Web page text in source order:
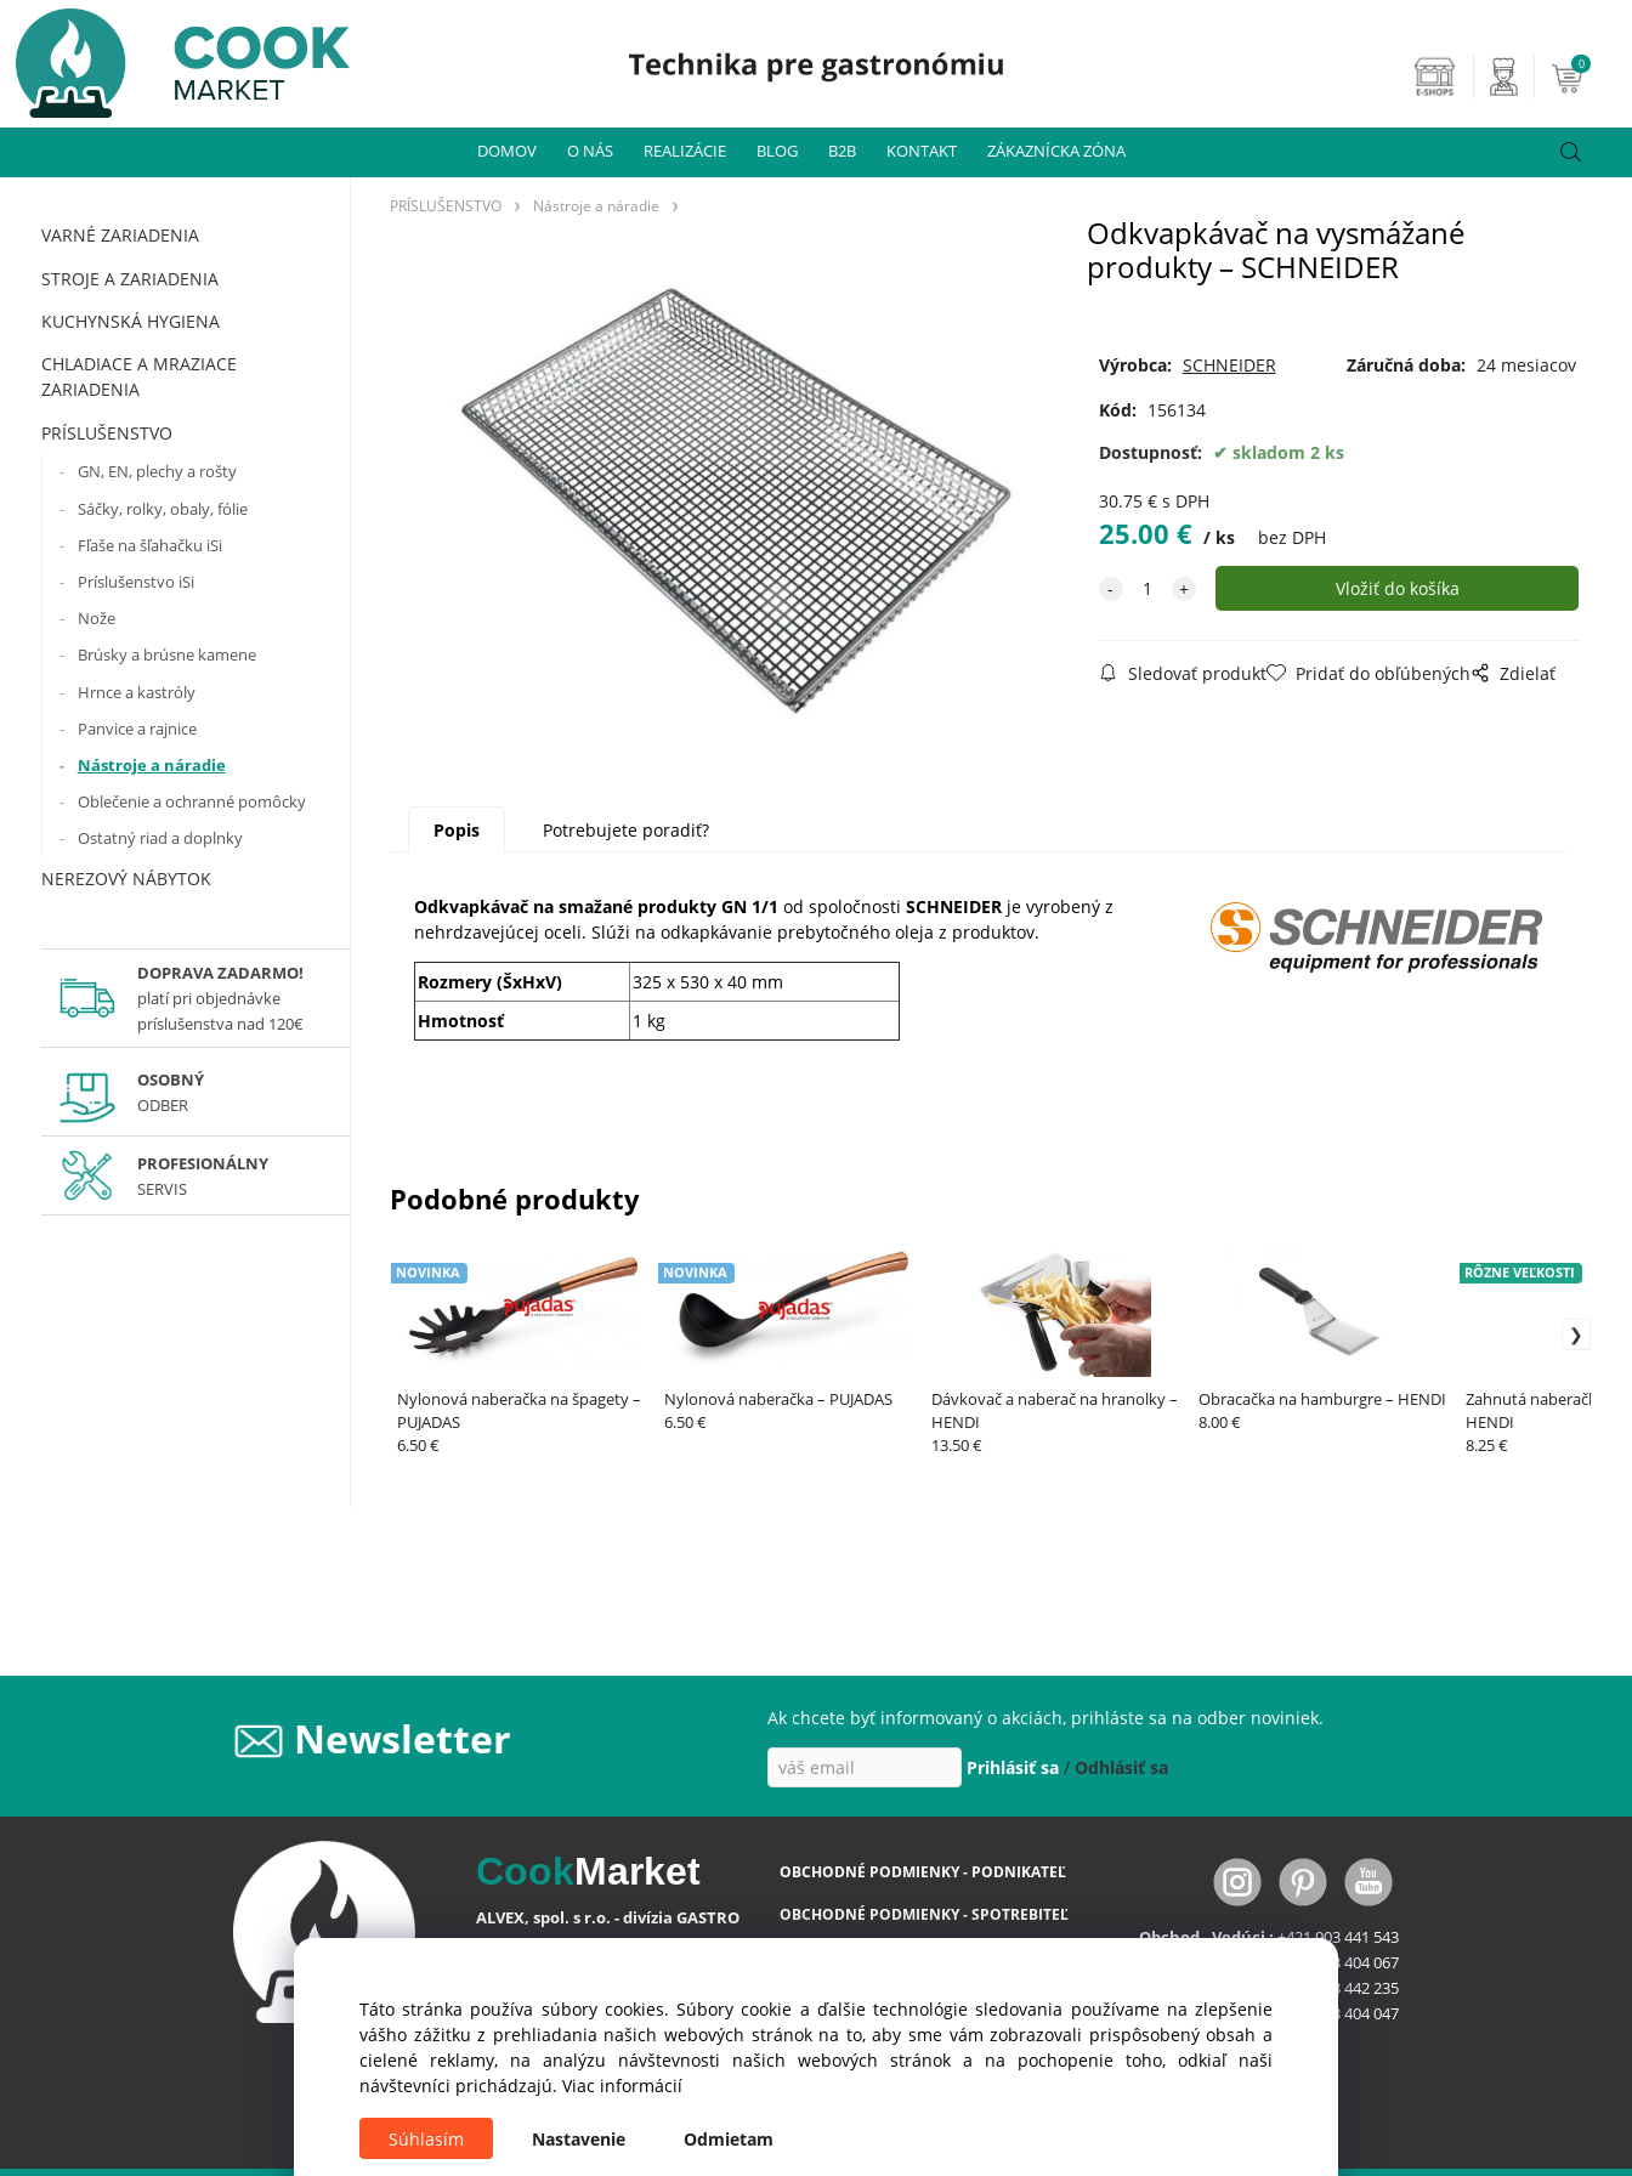
DOMOV O NÁS REALIZÁCIE BLOG B2B KONTAKT ZÁKAZNÍCKA ZÓNA
0
VARNÉ ZARIADENIA
STROJE A ZARIADENIA
KUCHYNSKÁ HYGIENA
CHLADIACE A MRAZIACE
ZARIADENIA
PRÍSLUŠENSTVO
GN, EN, plechy a rošty
Sáčky, rolky, obaly, fólie
Fľaše na šľahačku iSi
Príslušenstvo iSi
Nože
Brúsky a brúsne kamene
Hrnce a kastróly
Panvice a rajnice
Nástroje a náradie
Oblečenie a ochranné pomôcky
Ostatný riad a doplnky
NEREZOVÝ NÁBYTOK
DOPRAVA ZADARMO!
platípri objednávke
príslušenstva nad 120€
OSOBNÝ
ODBER
PROFESIONÁLNY
SERVIS
PRÍSLUŠENSTVO Nástroje a náradie
Odkvapkávač na vysmážané
produkty – SCHNEIDER
Výrobca: SCHNEIDER Záručná doba: 24 mesiacov
Kód: 156134
Dostupnosť:
skladom 2 ks
30.75€ s DPH
25.00 € ks bez DPH
Sledovať produkt Pridať do obľúbených Zdielať
Popis Potrebujete poradiť?
Odkvapkávač na smažané produkty GN 1/1 od spoločnosti SCHNEIDER je vyrobený z
nehrdzavejúcej oceli. Slúži na odkapkávanie prebytočného oleja z produktov.
Rozmery (ŠxHxV)
325 x 530 x 40 mm
Hmotnosť
1 kg
Podobné produkty
Nylonová naberačka na špagety –
PUJADAS
NOVINKA
6.50 €
Nylonová naberačka – PUJADAS
NOVINKA
6.50 €
Dávkovač a naberač na hranolky –
HENDI
13.50 €
Obracačka na hamburgre – HENDI
8.00 €
Zahnutá naberačka
HENDI
RÔZNE VEĽKOSTI
8.25 €
Newsletter Ak chcete byť informovaný o akciách, prihláste sa na odber noviniek.
Prihlásiť sa / Odhlásiť sa
CookMarket
ALVEX, spol. s r.o. - divízia GASTRO
Slovenská Republika
OBCHODNÉ PODMIENKY - PODNIKATEĽ
OBCHODNÉ PODMIENKY - SPOTREBITEĽ
COOKIES
Obchod - Vedúci :+421 903 441 543
+421 903 404 067
+421 903 442 235
Servis: +421 903 404 047
Táto stránka používa súbory cookies. Súbory cookie a ďalšie technológie sledovania používame na zlepšenie
vášho zážitku z prehliadania našich webových stránok na to, aby sme vám zobrazovali prispôsobený obsah a
cielené reklamy, na analýzu návštevnosti našich webových stránok a na pochopenie toho, odkiaľ naši
návštevníci prichádzajú. Viac informácií
Súhlasím Nastavenie Odmietam